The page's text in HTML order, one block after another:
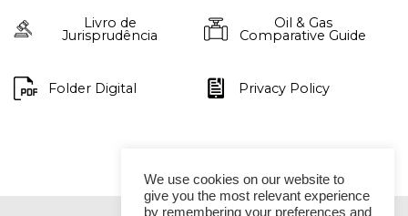
Livro de
Jurisprudência
Oil & Gas
Comparative Guide
Folder Digital Privacy Policy
We use cookies on our website to
give you the most relevant experience
by remembering your preferences and